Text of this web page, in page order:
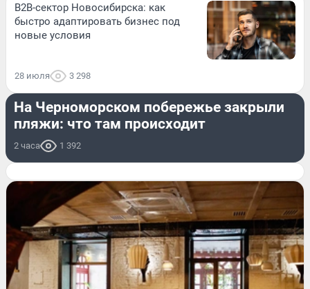
B2B-сектор Новосибирска: как
быстро адаптировать бизнес под
новые условия
28 июля 3 298
ПРОИСШЕСТВИЯ
На Черноморском побережье закрыли
пляжи: что там происходит
2 часа 1 392